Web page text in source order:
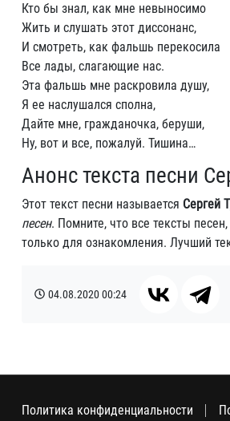
Кто бы знал, как мне невыносимо
Жить и слушать этот диссонанс,
И смотреть, как фальшь перекосила
Все лады, слагающие нас.
Эта фальшь мне раскровила душу,
Я ее наслушался сполна,
Дайте мне, гражданочка, беруши,
Ну, вот и все, пожалуй. Тишина…
Анонс текста песни
Этот текст песни называется Сергей
песен. Помните, что все тексты
только для ознакомления. Лучший
04.08.202000:24
Политика конфиденциальности